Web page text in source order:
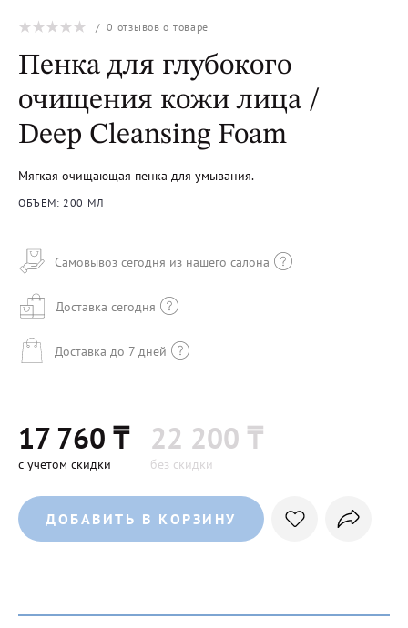
/0 отзывов о товаре
Пенка для глубокого
очищения кожи лица /
Deep Cleansing Foam
Мягкая очищающая пенка для умывания.
ОБЪЕМ: 200 МЛ
Самовывоз сегодня из нашего салона
Доставка сегодня
Доставка до 7 дней
17 760 ₸
с учетом скидки
22 200 ₸
без скидки
ДОБАВИТЬ В КОРЗИНУ